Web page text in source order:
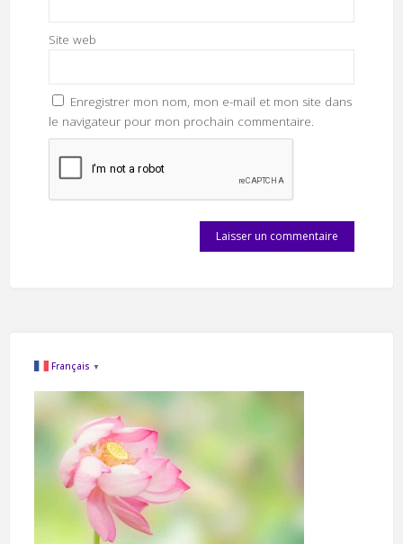
Site web
Enregistrer mon nom, mon e-mail et mon site dans
le navigateur pour mon prochain commentaire.
Français ▼